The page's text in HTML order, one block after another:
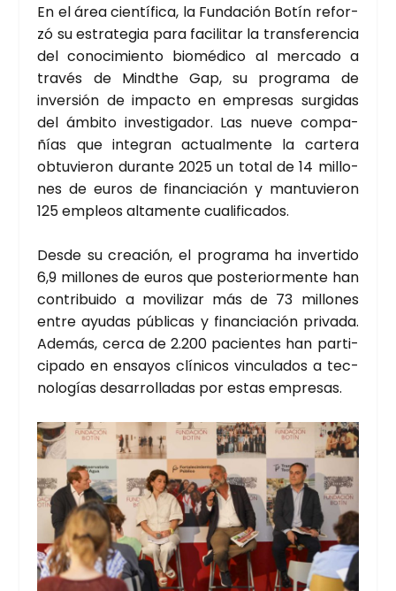
En el área cien­tí­fi­ca, la Fun­da­ción Botín refor­
zó su estra­te­gia para faci­li­tar la trans­fe­ren­cia
del cono­ci­mien­to bio­mé­di­co al mer­ca­do a
tra­vés de Mindthe Gap, su pro­gra­ma de
inver­sión de impac­to en empre­sas sur­gi­das
del ámbi­to inves­ti­ga­dor. Las nue­ve com­pa­
ñías que inte­gran actual­men­te la car­te­ra
obtu­vie­ron duran­te 2025 un total de 14 millo­
nes de euros de finan­cia­ción y man­tu­vie­ron
125 empleos alta­men­te cua­li­fi­ca­dos.
Des­de su crea­ción, el pro­gra­ma ha inver­ti­do
6,9 millo­nes de euros que pos­te­rior­men­te han
con­tri­bui­do a movi­li­zar más de 73 millo­nes
entre ayu­das públi­cas y finan­cia­ción pri­va­da.
Ade­más, cer­ca de 2.200 pacien­tes han par­ti­
ci­pa­do en ensa­yos clí­ni­cos vin­cu­la­dos a tec­
no­lo­gías desa­rro­lla­das por estas empre­sas.